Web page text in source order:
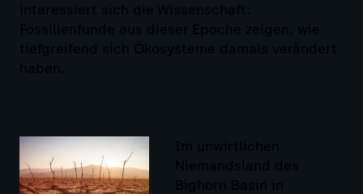
interessiert sich die Wissenschaft:
Fossilienfunde aus dieser Epoche zeigen, wie
tiefgreifend sich Ökosysteme damals verändert
haben.
Im unwirtlichen
Niemandsland des
Bighorn Basin in